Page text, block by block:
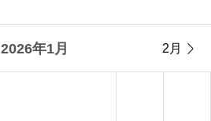
2026年1月 2月 